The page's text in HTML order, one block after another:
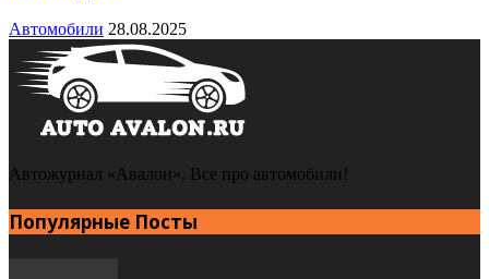
Автомобили 28.08.2025
Автожурнал «Авалон». Все про автомобили!
Популярные Посты